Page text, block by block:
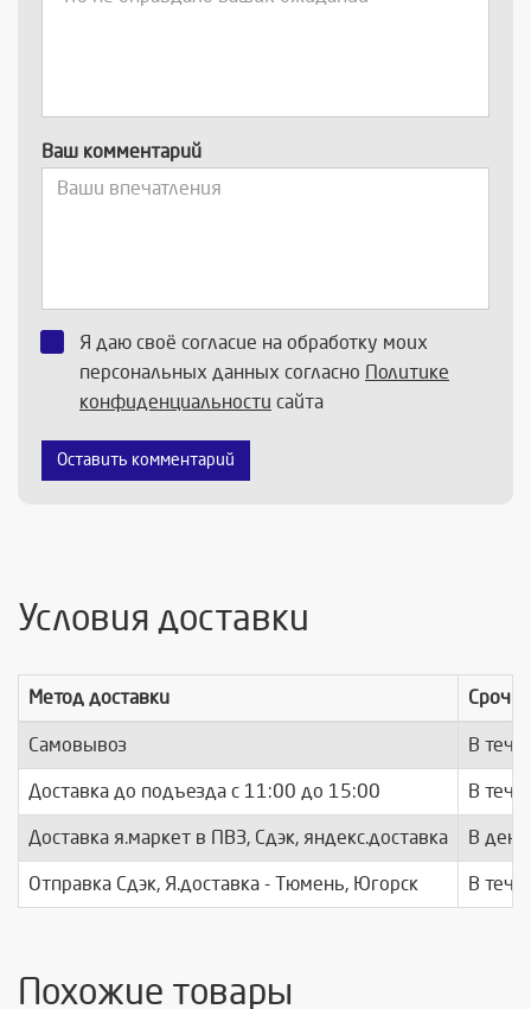
Ваш комментарий
Я даю своё согласие на обработку моих
персональных данных согласно Политике
конфиденциальности сайта
Оставить комментарий
Условия доставки
Метод доставки
Самовывоз В
Доставка до подъезда c 11:00 до 15:00 В
Доставка я.маркет в ПВЗ, Сдэк, яндекс.доставка В день
Отправка Сдэк, Я.доставка - Тюмень, Югорск В
Похожие товары